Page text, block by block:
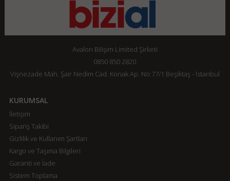
Avalon Bilişim Limited Şirketi
0850 850 2820
Vişnezade Mah. Şair Nedim Cad. Konak Ap. No:77/1 Beşiktaş - İstanbul
KURUMSAL
İletişim
Sipariş Takibi
Gizlilik ve Kullanım Şartları
Kargo ve Taşıma Bilgileri
Garanti ve İade
Sistem Toplama